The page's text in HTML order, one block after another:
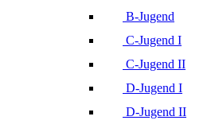
B-Jugend
C-Jugend I
C-Jugend II
D-Jugend I
D-Jugend II